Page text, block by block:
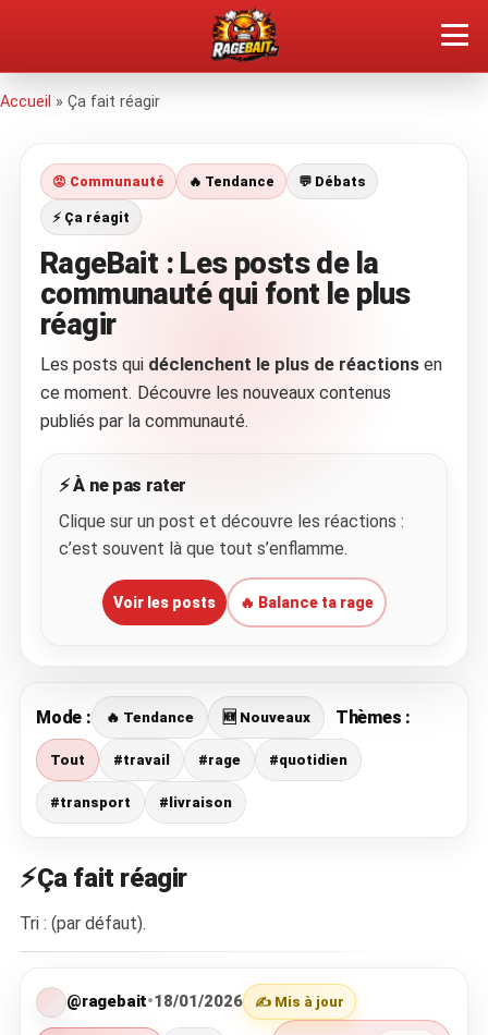
QUEL TYPE DE RAGEUX ES-TU ?
SOUMETTRE SA RAGE
ÇA FAIT RÉAGIR
🔥 VOIR LE BUZZ
Accueil » Ça fait réagir
😡 Communauté 🔥 Tendance 💬 Débats
⚡ Ça réagit
RageBait : Les posts de la
communauté qui font le plus
réagir
Les posts qui déclenchent le plus de réactions en
ce moment. Découvre les nouveaux contenus
publiés par la communauté.
⚡ À ne pas rater
Clique sur un post et découvre les réactions :
c’est souvent là que tout s’enflamme.
Voir les posts 🔥 Balance ta rage
Mode : 🔥 Tendance 🆕 Nouveaux Thèmes :
Tout #travail #rage #quotidien
#transport #livraison
⚡Ça fait réagir
Tri : (par défaut).
@ragebait•18/01/2026 ✍️ Mis à jour